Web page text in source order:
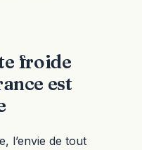
froide
est
l’envie de tout